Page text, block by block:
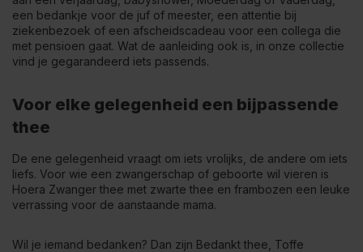
een bedankje voor de juf of meester, een attentie bij
ziekenbezoek of een afscheidscadeau voor een collega die
met pensioen gaat. Wat de aanleiding ook is, in onze collectie
vind je gegarandeerd iets passends.
Voor elke gelegenheid een bijpassende
thee
De ene gelegenheid vraagt om iets vrolijks, de andere om iets
liefs. Voor wie een zwangerschap of geboorte wil vieren is
Hoera Zwanger thee met zwarte thee en frambozen een leuke
verrassing voor de aanstaande mama.
Wil je iemand bedanken? Dan zijn Bedankt thee, Toffe